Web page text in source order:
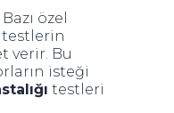
özel
testlerin
verir. Bu
isteği
testleri